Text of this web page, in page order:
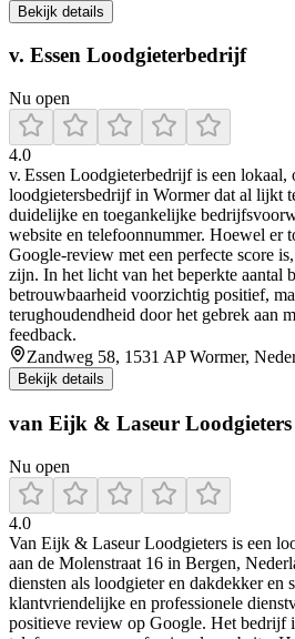
Bekijk details
v. Essen Loodgieterbedrijf
Nu open
4.0
v. Essen Loodgieterbedrijf is een lokaal,
loodgietersbedrijf in Wormer dat al lijkt
duidelijke en toegankelijke
website en telefoonnummer. Hoewel er
Google‑review met een perfecte score
zijn. In het licht van het beperkte aantal
betrouwbaarheid voorzichtig positief,
terughoudendheid door het gebrek aan
feedback.
Zandweg 58, 1531 AP Wormer,
Bekijk details
van Eijk & Laseur Loodgieters
Nu open
4.0
Van Eijk & Laseur Loodgieters is een
aan de Molenstraat 16 in Bergen,
diensten als loodgieter en dakdekker en
klantvriendelijke en professionele
positieve review op Google. Het bedrijf